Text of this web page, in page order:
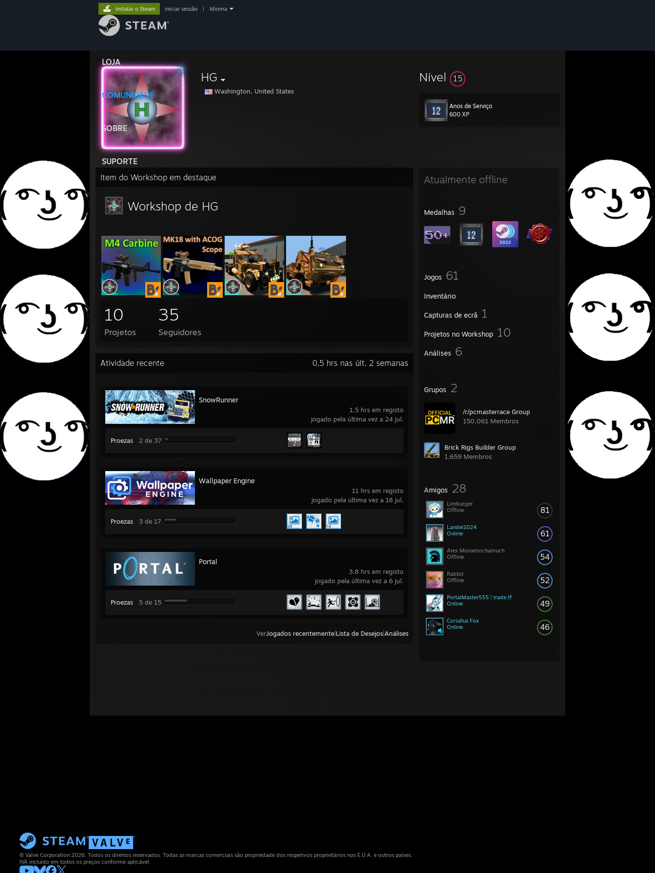
LOJA
COMUNIDADE
SOBRE
SUPORTE
Instalar o Steam iniciar sessão Idioma
HG
Washington, United States
Nível 15
Anos de Serviço
600 XP
Atualmente offline
Medalhas 9
Jogos 61
Inventário
Capturas de ecrã 1
Projetos no Workshop 10
Análises 6
Grupos 2
/r/pcmasterrace Group
150.061 Membros
Brick Rigs Builder Group
1.659 Membros
Amigos 28
81
Limburger
Offline
61
Landel1024
Online
54
Alex Monamochamuch
Offline
52
Rabbit
Offline
49
PortalMaster555 | trade.tf
Online
46
Coriullus Fox
Online
Item do Workshop em destaque
Workshop de HG
10
Projetos
35
Seguidores
Atividade recente 0,5 hrs nas últ. 2 semanas
1,5 hrs em registo
jogado pela última vez a 24 jul.
SnowRunner
Proezas 2 de 37
11 hrs em registo
jogado pela última vez a 18 jul.
Wallpaper Engine
Proezas 3 de 17
3,8 hrs em registo
jogado pela última vez a 6 jul.
Portal
Proezas 5 de 15
VerJogados recentemente Lista de DesejosAnálises
© Valve Corporation 2026. Todos os direitos reservados. Todas as marcas comerciais são propriedade dos respetivos proprietários nos E.U.A. e outros países.
IVA incluído em todos os preços conforme aplicável.